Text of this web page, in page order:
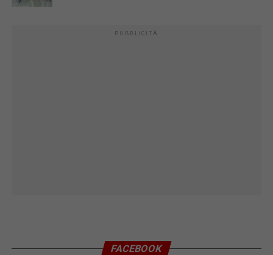
PUBBLICITÀ
FACEBOOK